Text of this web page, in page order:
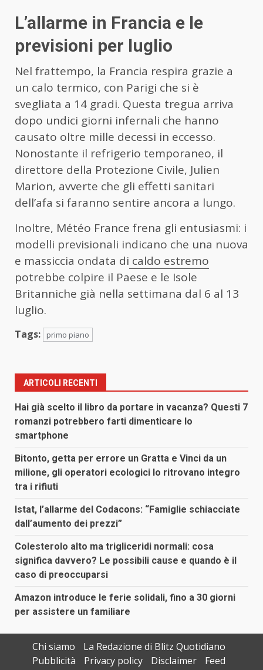
L’allarme in Francia e le
previsioni per luglio
Nel frattempo, la Francia respira grazie a
un calo termico, con Parigi che si è
svegliata a 14 gradi. Questa tregua arriva
dopo undici giorni infernali che hanno
causato oltre mille decessi in eccesso.
Nonostante il refrigerio temporaneo, il
direttore della Protezione Civile, Julien
Marion, avverte che gli effetti sanitari
dell’afa si faranno sentire ancora a lungo.
Inoltre, Météo France frena gli entusiasmi: i
modelli previsionali indicano che una nuova
e massiccia ondata di caldo estremo
potrebbe colpire il Paese e le Isole
Britanniche già nella settimana dal 6 al 13
luglio.
Tags: primo piano
ARTICOLI RECENTI
Hai già scelto il libro da portare in vacanza? Questi 7
romanzi potrebbero farti dimenticare lo
smartphone
Bitonto, getta per errore un Gratta e Vinci da un
milione, gli operatori ecologici lo ritrovano integro
tra i rifiuti
Istat, l’allarme del Codacons: “Famiglie schiacciate
dall’aumento dei prezzi”
Colesterolo alto ma trigliceridi normali: cosa
significa davvero? Le possibili cause e quando è il
caso di preoccuparsi
Amazon introduce le ferie solidali, fino a 30 giorni
per assistere un familiare
Chi siamo
La Redazione di Blitz Quotidiano
Pubblicità
Privacy policy Disclaimer Feed